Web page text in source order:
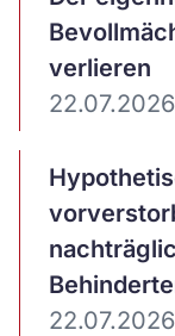
verlieren
22.07.2026
ansehen
22.07.2026
Artikel
ansehen